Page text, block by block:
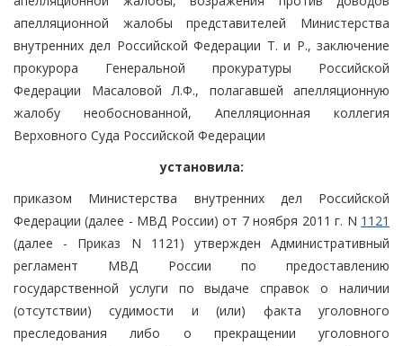
апелляционной жалобы представителей Министерства
внутренних дел Российской Федерации Т. и Р., заключение
прокурора Генеральной прокуратуры Российской
Федерации Масаловой Л.Ф., полагавшей апелляционную
жалобу необоснованной, Апелляционная коллегия
Верховного Суда Российской Федерации
установила:
приказом Министерства внутренних дел Российской
Федерации (далее - МВД России) от 7 ноября 2011 г. N 1121
(далее - Приказ N 1121) утвержден Административный
регламент МВД России по предоставлению
государственной услуги по выдаче справок о наличии
(отсутствии) судимости и (или) факта уголовного
преследования либо о прекращении уголовного